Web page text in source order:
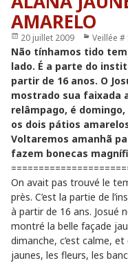
AMARELO
Publié
le
20 juillet 2009 Veillée #
Não tínhamos tido
lado. É a parte do
partir de 16 anos. O
mostrado sua faixada
relâmpago, é
os dois pátios
Voltaremos amanhã
fazem bonecas
On avait pas trouvé le
près. C’est la partie de
à partir de 16 ans. Josué
montré la belle façade
dimanche, c’est calme,
jaunes, les fleurs, les